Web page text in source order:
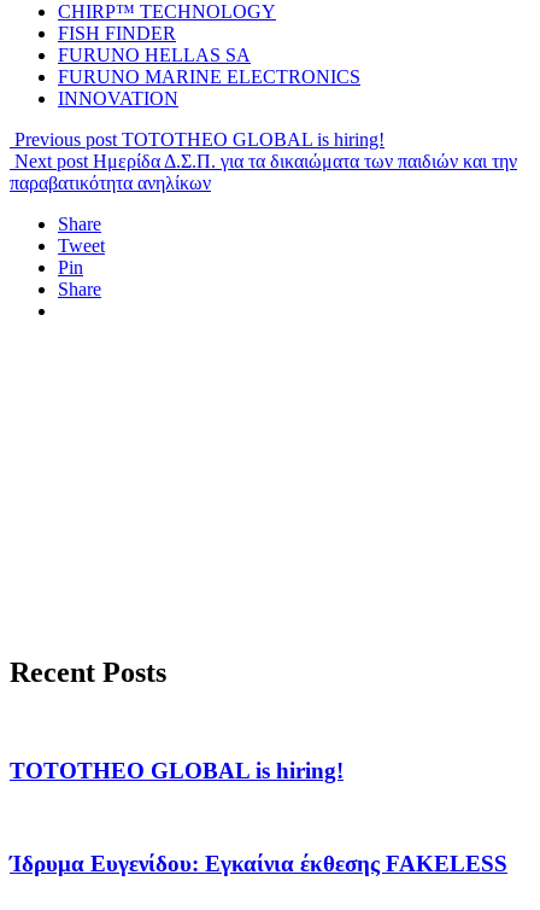
CHIRP™ TECHNOLOGY
FISH FINDER
FURUNO HELLAS SA
FURUNO MARINE ELECTRONICS
INNOVATION
Previous post TOTOTHEO GLOBAL is hiring!
Next post Ημερίδα Δ.Σ.Π. για τα δικαιώματα των παιδιών και την
παραβατικότητα ανηλίκων
Share
Tweet
Pin
Share
Recent Posts
TOTOTHEO GLOBAL is hiring!
Ίδρυμα Ευγενίδου: Εγκαίνια έκθεσης FAKELESS